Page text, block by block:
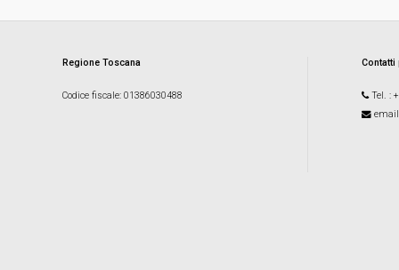
Regione Toscana
Codice fiscale: 01386030488 Tel. :
email